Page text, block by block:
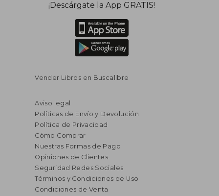
¡Descárgate la App GRATIS!
Vender Libros en Buscalibre
Aviso legal
Políticas de Envío y Devolución
Política de Privacidad
Cómo Comprar
Nuestras Formas de Pago
Opiniones de Clientes
Seguridad Redes Sociales
Términos y Condiciones de Uso
Condiciones de Venta